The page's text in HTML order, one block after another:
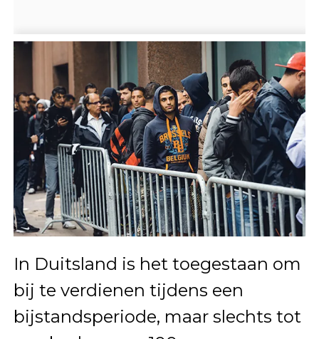
In Duitsland is het toegestaan om
bij te verdienen tijdens een
bijstandsperiode, maar slechts tot